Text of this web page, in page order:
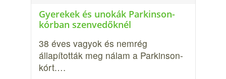
Gyerekek és unokák Parkinson-
kórban szenvedőknél
38 éves vagyok és nemrég
állapították meg ná­lam a Parkinson-
kórt.…